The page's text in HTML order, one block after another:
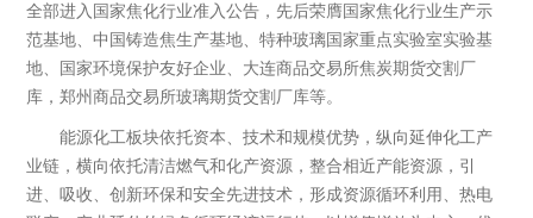
全部进入国家焦化行业准入公告，先后荣膺国家焦化行业生产示
范基地、中国铸造焦生产基地、特种玻璃国家重点实验室实验基
地、国家环境保护友好企业、大连商品交易所焦炭期货交割厂
库，郑州商品交易所玻璃期货交割厂库等。
能源化工板块依托资本、技术和规模优势，纵向延伸化工产
业链，横向依托清洁燃气和化产资源，整合相近产能资源，引
进、吸收、创新环保和安全先进技术，形成资源循环利用、热电